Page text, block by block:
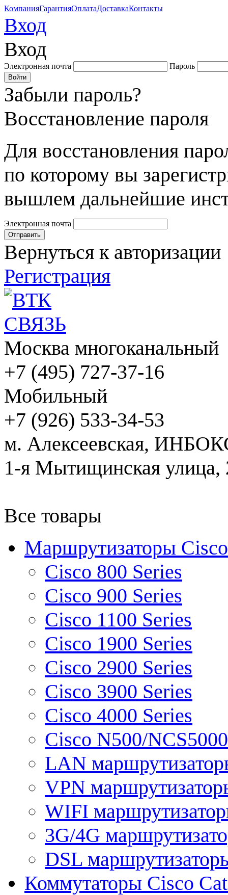
КомпанияГарантияОплатаДоставкаКонтакты
Вход
Вход
Электронная почта Пароль
Забыли пароль?
Восстановление пароля
Для восстановления
по которому вы
вышлем дальнейшие
Электронная почта
Вернуться к авторизации
Регистрация
Москва многоканальный
+7 (495) 727-37-16
Мобильный
+7 (926) 533-34-53
м. Алексеевская,
1-я Мытищинская улица,
Все товары
Маршрутизаторы Cisco
Cisco 800 Series
Cisco 900 Series
Cisco 1100 Series
Cisco 1900 Series
Cisco 2900 Series
Cisco 3900 Series
Cisco 4000 Series
Cisco N500/
LAN
VPN
WIFI
3G/4G
DSL
Коммутаторы Cisco